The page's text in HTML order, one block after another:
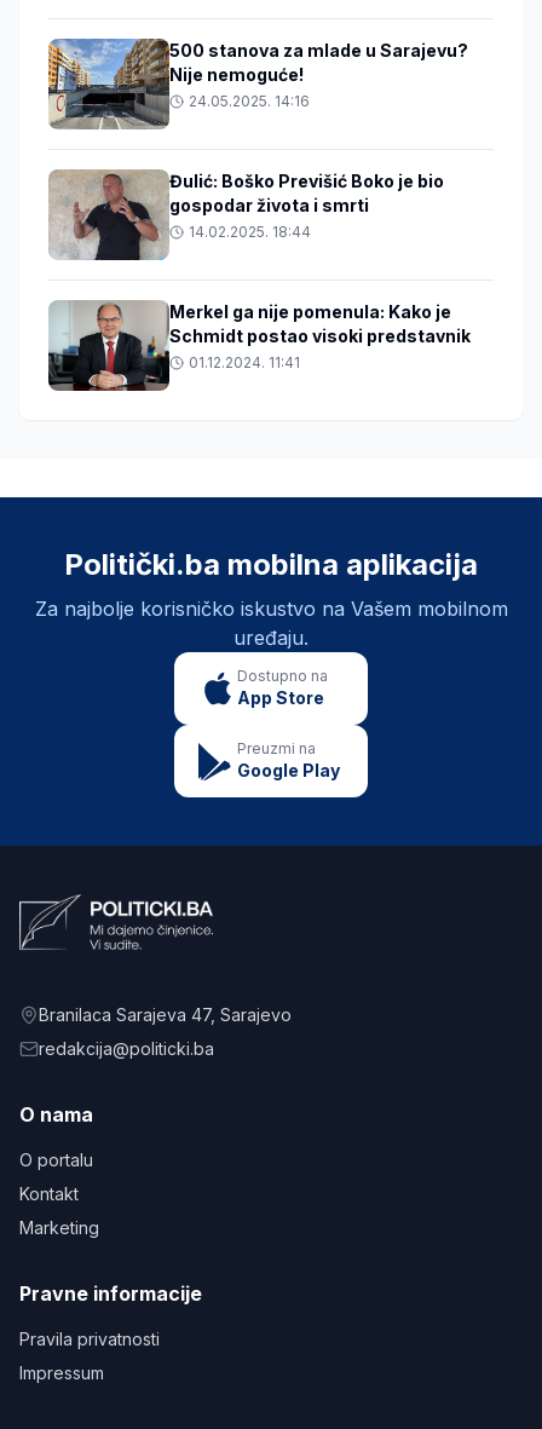
500 stanova za mlade u Sarajevu?
Nije nemoguće!
24.05.2025. 14:16
Đulić: Boško Previšić Boko je bio
gospodar života i smrti
14.02.2025. 18:44
Merkel ga nije pomenula: Kako je
Schmidt postao visoki predstavnik
01.12.2024. 11:41
Politički.ba mobilna aplikacija
Za najbolje korisničko iskustvo na Vašem mobilnom
uređaju.
Dostupno na
App Store
Preuzmi na
Google Play
Branilaca Sarajeva 47, Sarajevo
redakcija@politicki.ba
O nama
O portalu
Kontakt
Marketing
Pravne informacije
Pravila privatnosti
Impressum